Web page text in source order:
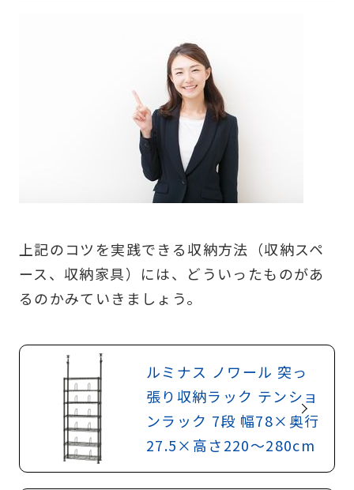
上記のコツを実践できる収納方法（収納スペ
ース、収納家具）には、どういったものがあ
るのかみていきましょう。
ルミナス ノワール 突っ
張り収納ラック テンショ
ンラック 7段 幅78×奥行
27.5×高さ220〜280cm